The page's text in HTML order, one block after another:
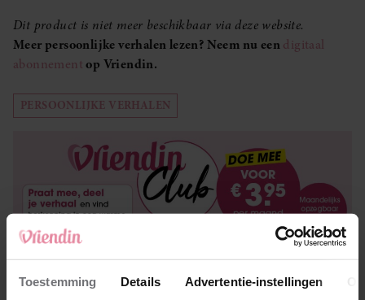
Toestemming Details Advertentie-instellingen
Dit product is niet meer beschikbaar via deze website.
Meer persoonlijke verhalen lezen? Neem nu eendigitaal
abonnementop Vriendin.
PERSOONLIJKE VERHALEN
Uit andere media